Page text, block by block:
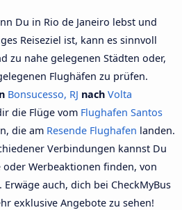
Du in Rio de Janeiro lebst und
Reiseziel ist, kann es sinnvoll
zu nahe gelegenen Städten oder,
Flughäfen zu prüfen.
Bonsucesso, RJ nach Volta
die Flüge vom Flughafen Santos
die am Resende Flughafen landen.
Verbindungen kannst Du
Werbeaktionen finden, von
auch, dich bei CheckMyBus
exklusive Angebote zu sehen!